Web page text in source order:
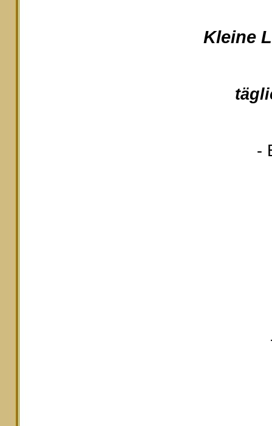
Kleine
-